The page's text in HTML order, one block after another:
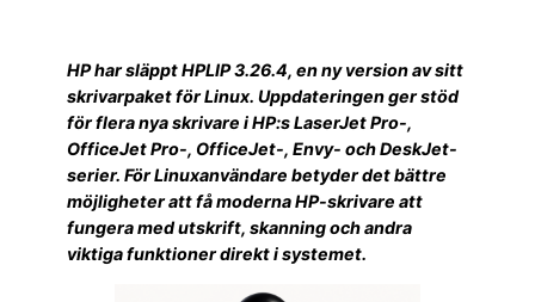
HP har släppt HPLIP 3.26.4, en ny version av sitt
skrivarpaket för Linux. Uppdateringen ger stöd
för flera nya skrivare i HP:s LaserJet Pro-,
OfficeJet Pro-, OfficeJet-, Envy- och DeskJet-
serier. För Linuxanvändare betyder det bättre
möjligheter att få moderna HP-skrivare att
fungera med utskrift, skanning och andra
viktiga funktioner direkt i systemet.